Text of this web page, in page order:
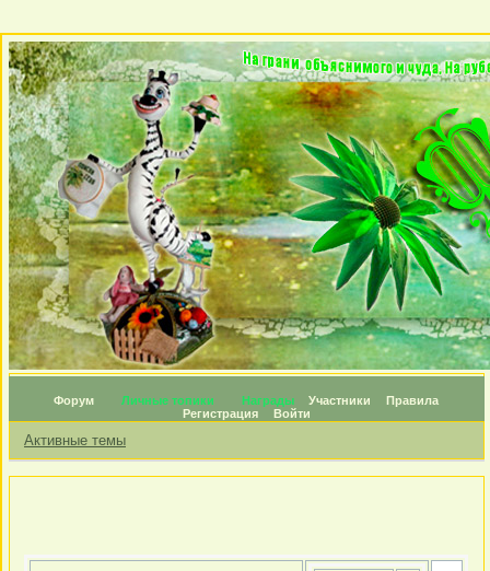
Форум Личные топики Награды Участники
Правила
Регистрация
Войти
Активные темы